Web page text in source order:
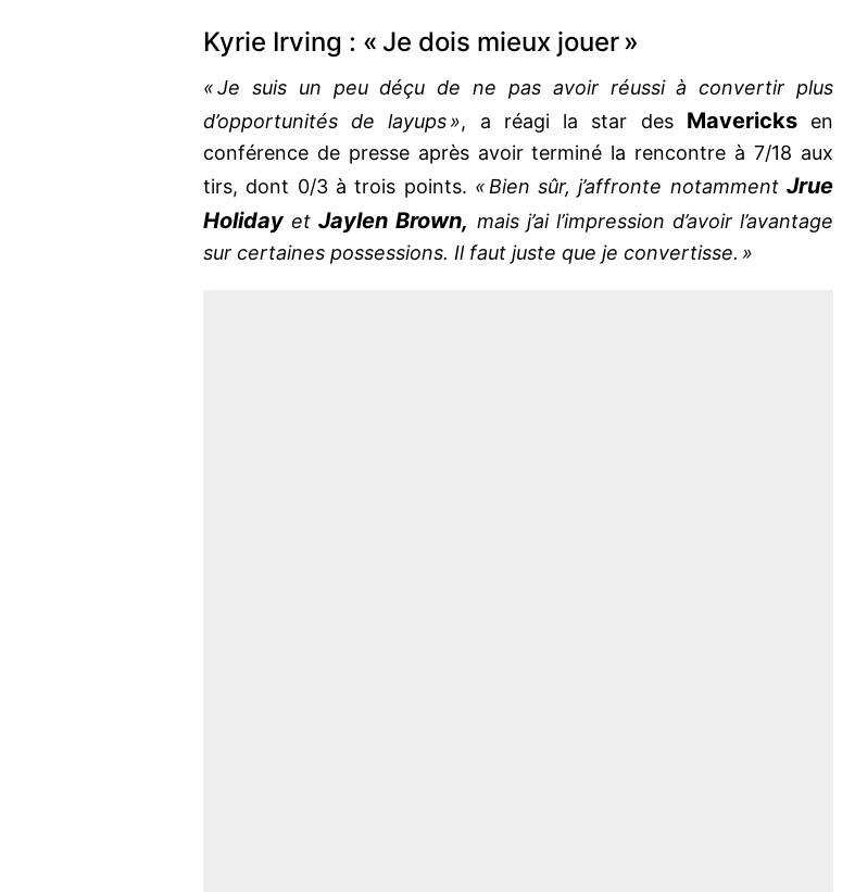
Kyrie Irving : « Je dois mieux jouer »
« Je suis un peu déçu de ne pas avoir réussi à convertir plus
d’opportunités de layups », a réagi la star des Mavericksen
conférence de presse après avoir terminé la rencontre à 7/18 aux
tirs, dont 0/3 à trois points. « Bien sûr, j’affronte notamment Jrue
Holiday etJaylen Brown, mais j’ai l’impression d’avoir l’avantage
sur certaines possessions. Il faut juste que je convertisse. »